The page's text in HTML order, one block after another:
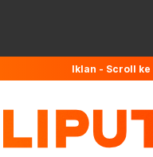
Iklan - Scroll